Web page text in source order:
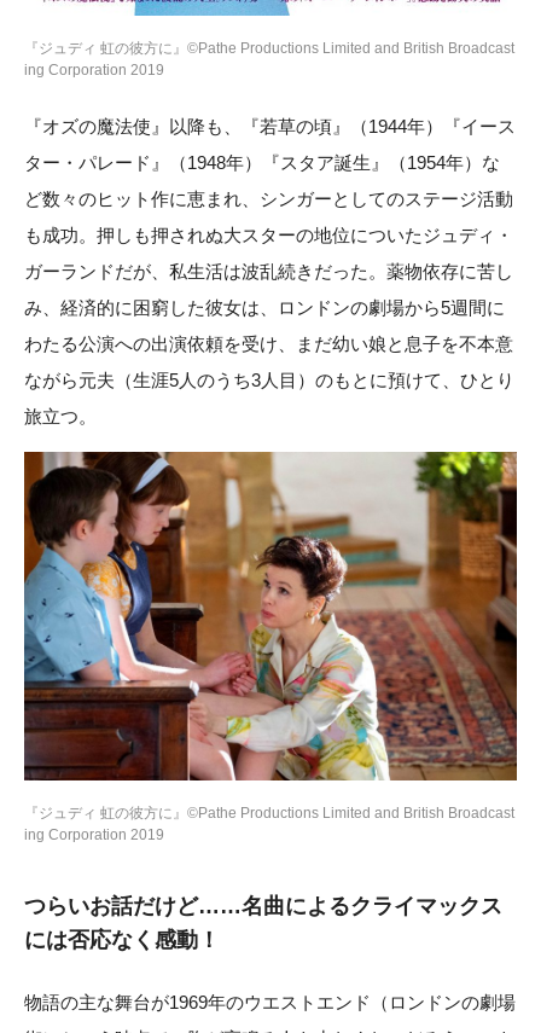
『ジュディ 虹の彼方に』©Pathe Productions Limited and British Broadcast
ing Corporation 2019
『オズの魔法使』以降も、『若草の頃』（1944年）『イース
ター・パレード』（1948年）『スタア誕生』（1954年）な
ど数々のヒット作に恵まれ、シンガーとしてのステージ活動
も成功。押しも押されぬ大スターの地位についたジュディ・
ガーランドだが、私生活は波乱続きだった。薬物依存に苦し
み、経済的に困窮した彼女は、ロンドンの劇場から5週間に
わたる公演への出演依頼を受け、まだ幼い娘と息子を不本意
ながら元夫（生涯5人のうち3人目）のもとに預けて、ひとり
旅立つ。
『ジュディ 虹の彼方に』©Pathe Productions Limited and British Broadcast
ing Corporation 2019
つらいお話だけど……名曲によるクライマックス
には否応なく感動！
物語の主な舞台が1969年のウエストエンド（ロンドンの劇場